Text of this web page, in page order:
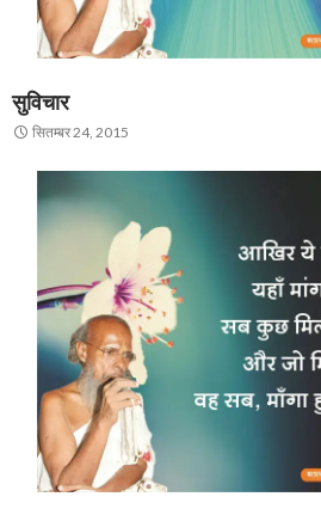
सुविचार
सितम्बर 24, 2015